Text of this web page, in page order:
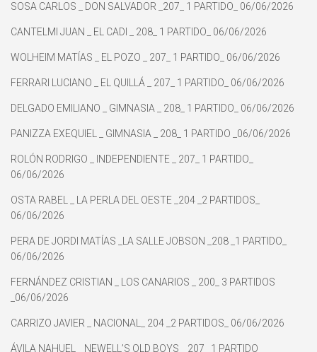
SOSA CARLOS _ DON SALVADOR _207_ 1 PARTIDO_ 06/06/2026
CANTELMI JUAN _ EL CADI _ 208_ 1 PARTIDO_ 06/06/2026
WOLHEIM MATÍAS _ EL POZO _ 207_ 1 PARTIDO_ 06/06/2026
FERRARI LUCIANO _ EL QUILLÁ _ 207_ 1 PARTIDO_ 06/06/2026
DELGADO EMILIANO _ GIMNASIA _ 208_ 1 PARTIDO_ 06/06/2026
PANIZZA EXEQUIEL _ GIMNASIA _ 208_ 1 PARTIDO _06/06/2026
ROLÓN RODRIGO _ INDEPENDIENTE _ 207_ 1 PARTIDO_
06/06/2026
OSTA RABEL _ LA PERLA DEL OESTE _204 _2 PARTIDOS_
06/06/2026
PERA DE JORDI MATÍAS _LA SALLE JOBSON _208 _1 PARTIDO_
06/06/2026
FERNÁNDEZ CRISTIAN _ LOS CANARIOS _ 200_ 3 PARTIDOS
_06/06/2026
CARRIZO JAVIER _ NACIONAL_ 204 _2 PARTIDOS_ 06/06/2026
ÁVILA NAHUEL _ NEWELL’S OLD BOYS _ 207_ 1 PARTIDO_